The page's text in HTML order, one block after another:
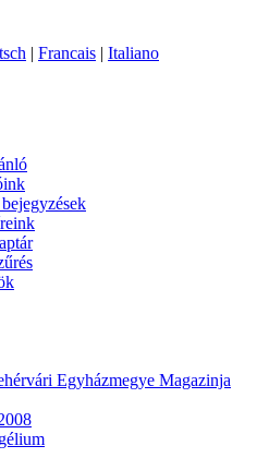
| Francais | Italiano
Egyházmegye Magazinja